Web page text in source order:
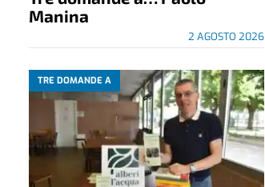
Manina
2 AGOSTO 2026
TRE DOMANDE A